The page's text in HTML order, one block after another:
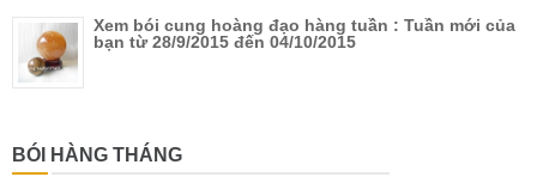
Xem bói cung hoàng đạo hàng tuần : Tuần mới của
bạn từ 28/9/2015 đến 04/10/2015
BÓI HÀNG THÁNG